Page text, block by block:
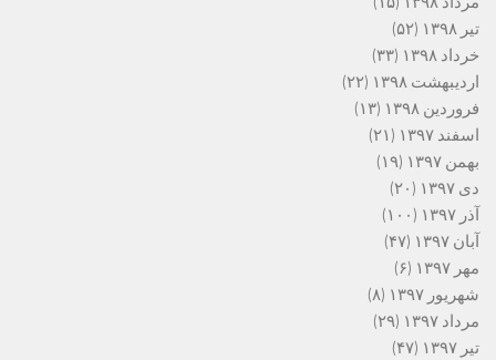
تیر ۱۳۹۸
(۵۲)
خرداد ۱۳۹۸
(۳۳)
اردیبهشت ۱۳۹۸
(۲۲)
فروردین ۱۳۹۸
(۱۳)
اسفند ۱۳۹۷
(۲۱)
بهمن ۱۳۹۷
(۱۹)
دی ۱۳۹۷
(۲۰)
آذر ۱۳۹۷
(۱۰۰)
آبان ۱۳۹۷
(۴۷)
مهر ۱۳۹۷
(۶)
شهریور ۱۳۹۷
(۸)
مرداد ۱۳۹۷
(۲۹)
تیر ۱۳۹۷
(۴۷)